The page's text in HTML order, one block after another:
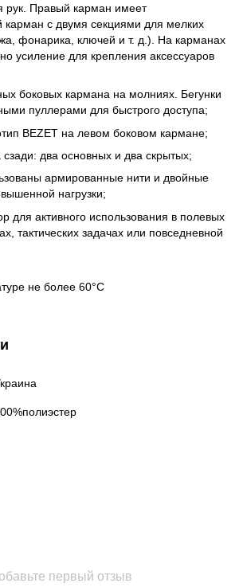
рук. Правый карман имеет
карман с двумя секциями для мелких
фонарика, ключей и т. д.). На карманах
усиление для крепления аксессуаров
боковых кармана на молниях. Бегунки
пуллерами для быстрого доступа;
BEZET на левом боковом кармане;
два основных и два скрытых;
армированные нити и двойные
нагрузки;
для активного использования в полевых
тактических задачах или повседневной
не более 60°C
первый отзыв